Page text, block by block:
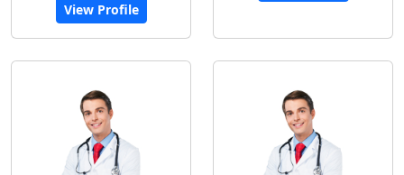
View Profile